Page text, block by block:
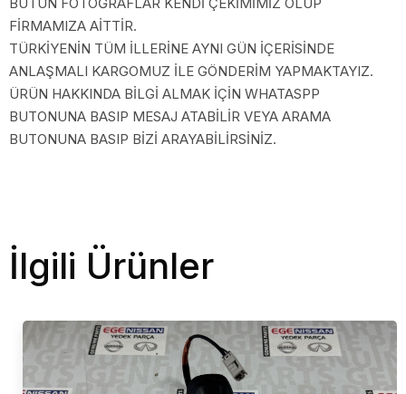
FİRMAMIZA AİTTİR.
TÜRKİYENİN TÜM İLLERİNE AYNI GÜN İÇERİSİNDE
ANLAŞMALI KARGOMUZ İLE GÖNDERİM YAPMAKTAYIZ.
ÜRÜN HAKKINDA BİLGİ ALMAK İÇİN WHATASPP
BUTONUNA BASIP MESAJ ATABİLİR VEYA ARAMA
BUTONUNA BASIP BİZİ ARAYABİLİRSİNİZ.
İlgili Ürünler